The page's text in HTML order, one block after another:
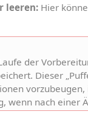
leeren: Hier
der
Dieser
wenn nach einer